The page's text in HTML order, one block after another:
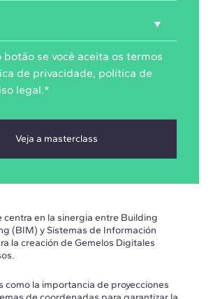
centra en la sinergia entre Building
(BIM) y Sistemas de Información
la creación de Gemelos Digitales
como la importancia de proyecciones
botão se você aceita os termos
de privacidade, política de
legal.*